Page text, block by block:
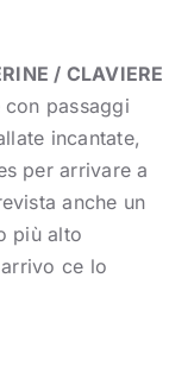
/ CLAVIERE
passaggi
incantate,
per arrivare a
anche un
più alto
ce lo